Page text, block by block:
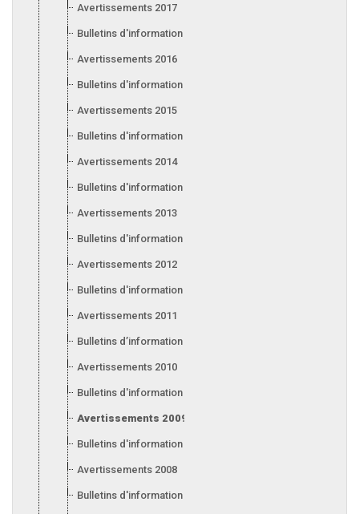
Avertissements 2017
Bulletins d'information 2017
Avertissements 2016
Bulletins d'information 2016
Avertissements 2015
Bulletins d'information 2015
Avertissements 2014
Bulletins d'information 2014
Avertissements 2013
Bulletins d'information 2013
Avertissements 2012
Bulletins d'information 2012
Avertissements 2011
Bulletins d’information 2011
Avertissements 2010
Bulletins d'information 2010
Avertissements 2009
Bulletins d'information 2009
Avertissements 2008
Bulletins d'information 2008